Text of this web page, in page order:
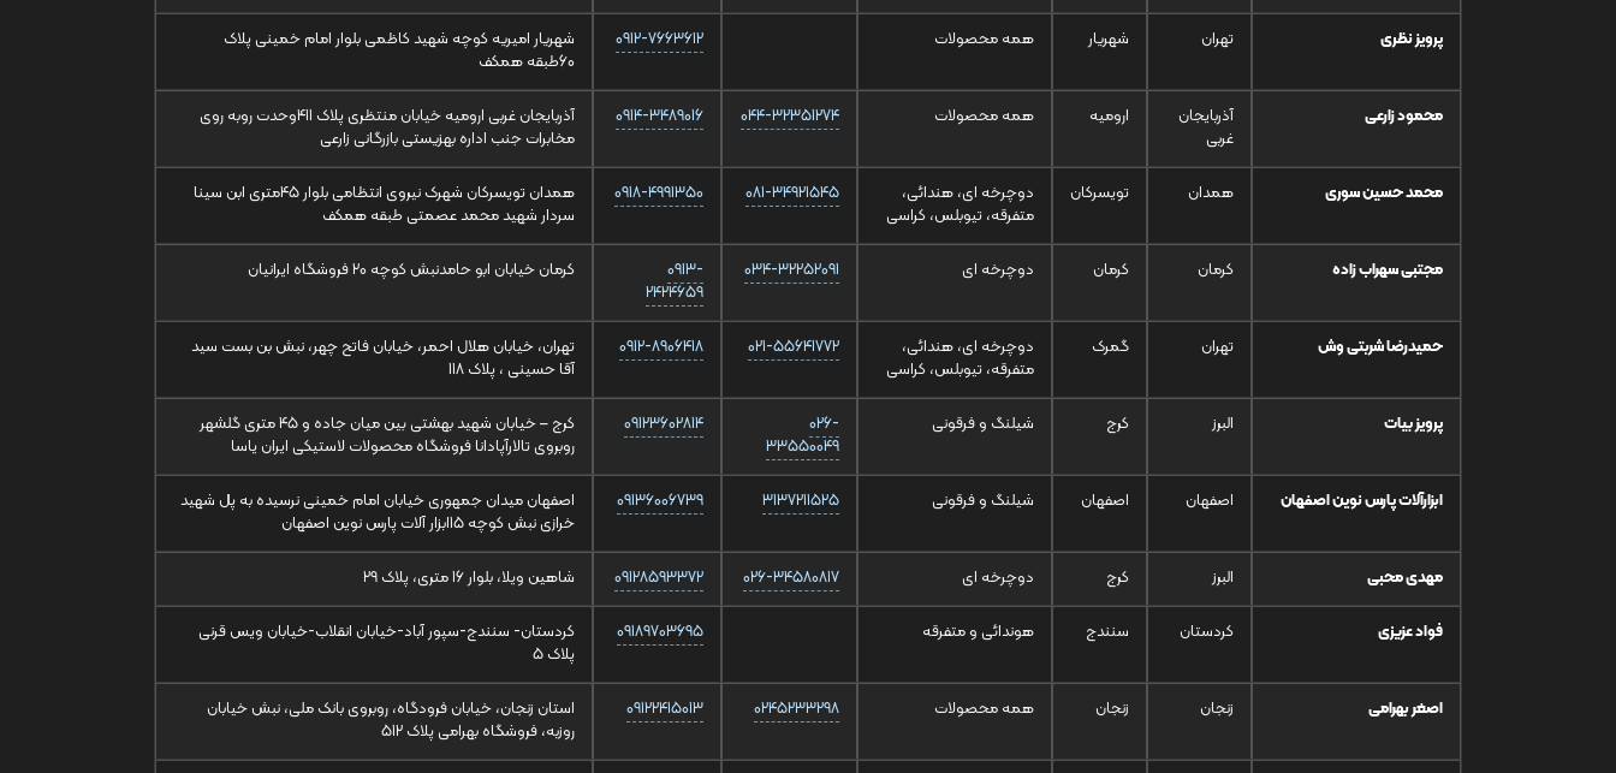
پرویز نظری تهران شهریار همه محصولات 0912-7663612
شهریار امیریه کوچه شهید کاظمی بلوار امام خمینی پلاک
60طبقه همکف
محمود زارعی
آذربایجان
غربی
ارومیه همه محصولات 044-32351274
0914-3489016
آذربایجان غربی ارومیه خیابان منتظری پلاک 411وحدت روبه روی
مخابرات جنب اداره بهزیستی بازرگانی زارعی
محمد حسین سوری همدان تویسرکان
دوچرخه ای، هندائی،
متفرقه، تیوبلس، کراسی
081-34921545
0918-4991350
همدان تویسرکان شهرک نیروی انتظامی بلوار 45متری ابن سینا
سردار شهید محمد عصمتی طبقه همکف
مجتبی سهراب زاده کرمان کرمان دوچرخه ای 034-32252091
0913-
2424659
کرمان خیابان ابو حامدنبش کوچه 20 فروشگاه ایرانیان
حمیدرضا شربتی وش تهران گمرک
دوچرخه ای، هندائی،
متفرقه، تیوبلس، کراسی
021-55641772
0912-8906418
تهران، خیابان هلال احمر، خیابان فاتح چهر، نبش بن بست سید
آقا حسینی ، پلاک 118
پرویز بیات البرز کرج شیلنگ و فرقونی
026-
33550049
09123602814
کرج – خیابان شهید بهشتی بین میان جاده و 45 متری گلشهر
روبروی تالارآپادانا فروشگاه محصولات لاستیکی ایران یاسا
ابزارآلات پارس نوین اصفهان اصفهان اصفهان شیلنگ و فرقونی 3137211525
09136006739
اصفهان میدان جمهوری خیابان امام خمینی نرسیده به پل شهید
خرازی نبش کوچه 15ابزار آلات پارس نوین اصفهان
مهدی محبی البرز کرج دوچرخه ای 026-34580817
09128593372 شاهین ویلا، بلوار 16 متری، پلاک 29
فواد عزیزی کردستان سنندج هوندائی و متفرقه 09189703695
کردستان- سنندج-سپور آباد-خیابان انقلاب-خیابان ویس قرنی
پلاک 5
اصغر بهرامی زنجان زنجان همه محصولات 0245233298
09122415013
استان زنجان، خیابان فرودگاه، روبروی بانک ملی، نبش خیابان
روزبه، فروشگاه بهرامی پلاک 512